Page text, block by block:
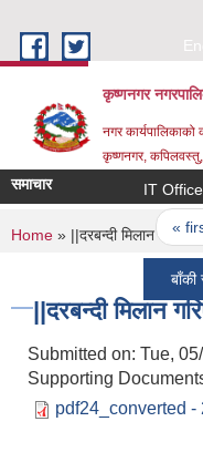
कृष्णनगर
नगर कार्यपालिकाको
कृष्णनगर, कपिलवस्तु,
समाचार IT Officer
« first
बाँकी
You are here
Home » ||दरबन्दी मिलान गरिएको
||दरबन्दी मिलान
Submitted on: Tue,
Supporting
pdf24_converted